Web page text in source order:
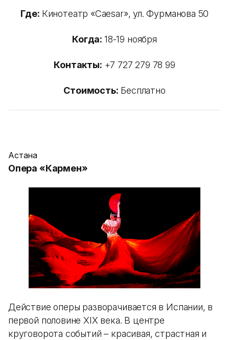
Где: Кинотеатр «Caesar», ул. Фурманова 50
Когда: 18-19 ноября
Контакты: +7 727 279 78 99
Стоимость: Бесплатно
Астана
Опера «Кармен»
Действие оперы разворачивается в Испании, в
первой половине XIX века. В центре
круговорота событий – красивая, страстная и